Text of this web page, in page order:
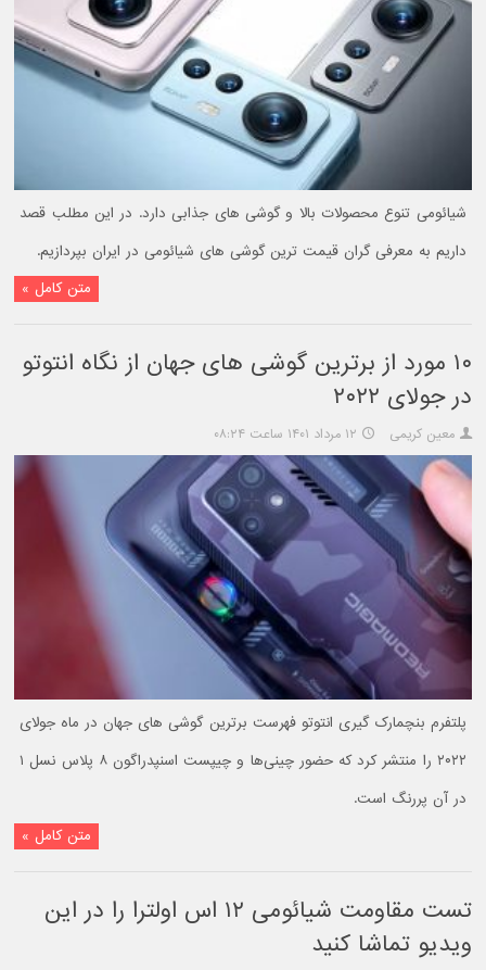
شیائومی تنوع محصولات بالا و گوشی های جذابی دارد. در این مطلب قصد
داریم به معرفی گران قیمت ترین گوشی های شیائومی در ایران بپردازیم.
متن کامل »
۱۰ مورد از برترین گوشی های جهان از نگاه انتوتو
در جولای ۲۰۲۲
معین کریمی ۱۲ مرداد ۱۴۰۱ ساعت ۰۸:۲۴
پلتفرم بنچمارک گیری انتوتو فهرست برترین گوشی های جهان در ماه جولای
۲۰۲۲ را منتشر کرد که حضور چینی‌ها و چیپست اسنپدراگون ۸ پلاس نسل ۱
در آن پررنگ است.
متن کامل »
تست مقاومت شیائومی ۱۲ اس اولترا را در این
ویدیو تماشا کنید